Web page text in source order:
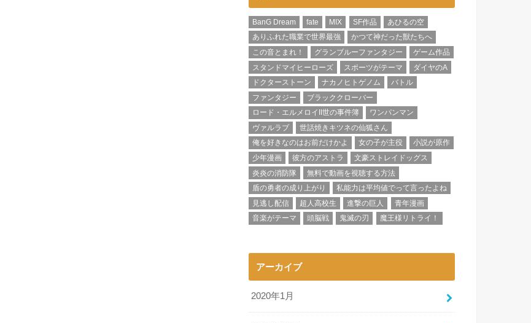
BanG Dream fate MIX SF作品
あひるの空
ありふれた職業で世界最強
かつて神だった獣たちへ
この音とまれ！
グランブルーファンタジー
ゲーム作品
スタンドマイヒーローズ
スポーツがテーマ
ダイヤのA
ドクターストーン
ナカノヒトゲノム
バトル
ファンタジー
ブラッククローバー
ロード・エルメロイII世の事件簿
ワンパンマン
ヴァルラブ
世話焼きキツネの仙狐さん
俺を好きなのはお前だけかよ
女の子が主役
小説が原作
少年漫画
彼方のアストラ
文豪ストレイドッグス
炎炎の消防隊
無料で動画を視聴する方法
盾の勇者の成り上がり
私能力は平均値でって言ったよね
見逃し配信
超人高校生 進撃の巨人
青年漫画
音楽がテーマ
頭脳戦 鬼滅の刃 魔王様リトライ！
アーカイブ
2020年1月